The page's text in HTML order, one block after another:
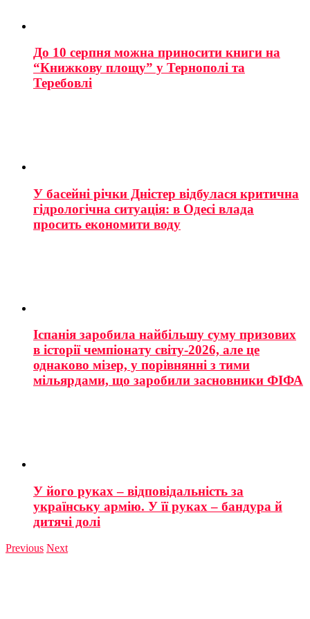
До 10 серпня можна приносити книги на
“Книжкову площу” у Тернополі та
Теребовлі
У басейні річки Дністер відбулася критична
гідрологічна ситуація: в Одесі влада
просить економити воду
Іспанія заробила найбільшу суму призових
в історії чемпіонату світу-2026, але це
однаково мізер, у порівнянні з тими
мільярдами, що заробили засновники ФІФА
У його руках – відповідальність за
українську армію. У її руках – бандура й
дитячі долі
Previous Next